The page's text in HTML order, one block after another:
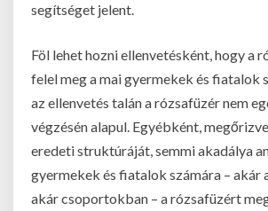
segítséget jelent.
Föl lehet hozni ellenvetésként, hogy a
felel meg a mai gyermekek és fiatalok
az ellenvetés talán a rózsafüzér nem
végzésén alapul. Egyébként,
eredeti struktúráját, semmi akadálya
gyermekek és fiatalok számára – akár
akár csoportokban – a rózsafüzért